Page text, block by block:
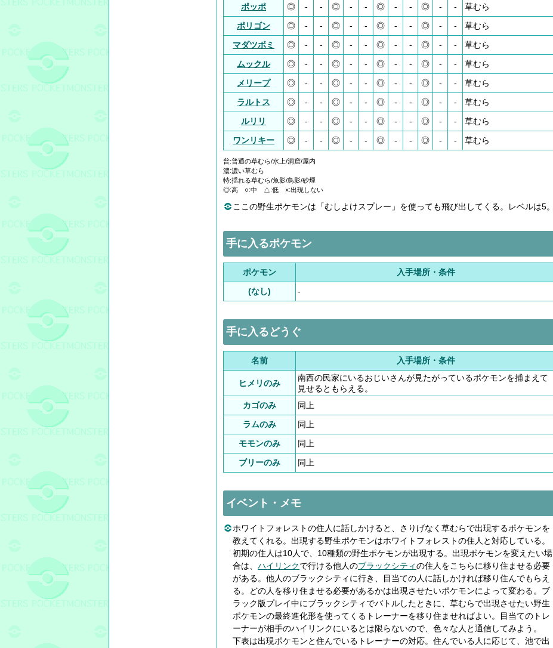
ポッポ
◎ - - ◎ - - ◎ - - ◎ - -
草むら
ポリゴン
◎ - - ◎ - - ◎ - - ◎ - -
草むら
マダツボミ
◎ - - ◎ - - ◎ - - ◎ - -
草むら
ムックル
◎ - - ◎ - - ◎ - - ◎ - -
草むら
メリープ
◎ - - ◎ - - ◎ - - ◎ - -
草むら
ラルトス
◎ - - ◎ - - ◎ - - ◎ - -
草むら
ルリリ
◎ - - ◎ - - ◎ - - ◎ - -
草むら
ワンリキー
◎ - - ◎ - - ◎ - - ◎ - - 草むら
普:普通の草むら/水上/洞窟/屋内
濃:濃い草むら
特:揺れる草むら/魚影/鳥影/砂煙
◎:高 ○:中 △:低 ×:出現しない
ここの野生ポケモンは「むしよけスプレー」を使っても飛び出してくる。レベルは5。
手に入るポケモン
ポケモン
入手場所・条件
(なし)
-
手に入るどうぐ
名前 入手場所・条件
ヒメリのみ
南西の民家にいるおじいさんが見たがっているポケモンを捕まえて
見せるともらえる。
カゴのみ
同上
ラムのみ
同上
モモンのみ
同上
ブリーのみ
同上
イベント・メモ
ホワイトフォレストの住人に話しかけると、さりげなく草むらで出現するポケモンを
教えてくれる。出現する野生ポケモンはホワイトフォレストの住人と対応している。
初期の住人は10人で、10種類の野生ポケモンが出現する。出現ポケモンを変えたい場
合は、 ハイリンクで行ける他人のブラックシティの住人をこちらに移り住ませる必要
がある。他人のブラックシティに行き、目当ての人に話しかければ移り住んでもらえ
る。どの人を移り住ませる必要があるかは出現させたいポケモンによって変わる。ブ
ラック版プレイ中にブラックシティでバトルしたときに、草むらで出現させたい野生
ポケモンの最終進化形を使ってくるトレーナーを移り住ませればよい。目当てのトレ
ーナーが相手のハイリンクにいるとは限らないので、色々な人と通信してみよう。
下表は出現ポケモンと住んでいるトレーナーの対応。住んでいる人に応じて、池で出